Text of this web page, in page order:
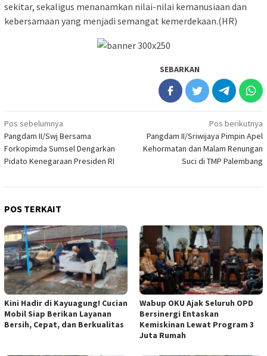
sekitar, sekaligus menanamkan nilai-nilai kemanusiaan dan
kebersamaan yang menjadi semangat kemerdekaan.(HR)
SEBARKAN
Navigasi
pos
Pos sebelumnya
Pangdam II/Swj Bersama
Forkopimda Sumsel Dengarkan
Pidato Kenegaraan Presiden RI
Pos berikutnya
Pangdam II/Sriwijaya Pimpin Apel
Kehormatan dan Malam Renungan
Suci di TMP Palembang
POS TERKAIT
Kini Hadir di Kayuagung! Cucian
Mobil Siap Berikan Layanan
Bersih, Cepat, dan Berkualitas
Wabup OKU Ajak Seluruh OPD
Bersinergi Entaskan
Kemiskinan Lewat Program 3
Juta Rumah